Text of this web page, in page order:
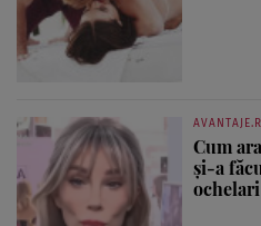
Cum
și-a
ochelari